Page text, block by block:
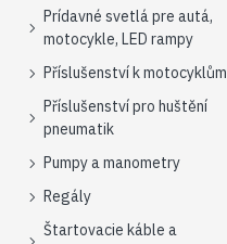
Prídavné svetlá pre autá,
motocykle, LED rampy
Příslušenství k motocyklům
Příslušenství pro huštění
pneumatik
Pumpy a manometry
Regály
Štartovacie káble a